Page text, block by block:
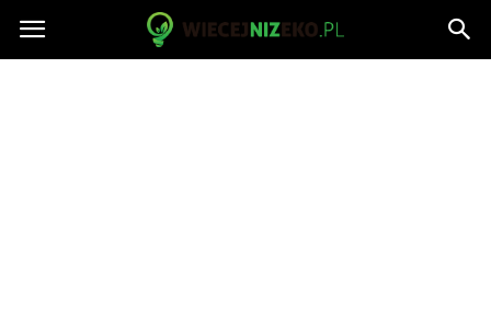
WiecejNizEko.pl